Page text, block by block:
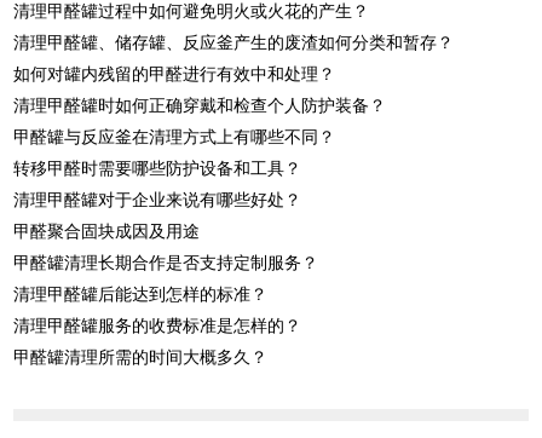
清理甲醛罐过程中如何避免明火或火花的产生？
清理甲醛罐、储存罐、反应釜产生的废渣如何分类和暂存？
如何对罐内残留的甲醛进行有效中和处理？
清理甲醛罐时如何正确穿戴和检查个人防护装备？
甲醛罐与反应釜在清理方式上有哪些不同？
转移甲醛时需要哪些防护设备和工具？
清理甲醛罐对于企业来说有哪些好处？
甲醛聚合固块成因及用途
甲醛罐清理长期合作是否支持定制服务？
清理甲醛罐后能达到怎样的标准？
清理甲醛罐服务的收费标准是怎样的？
甲醛罐清理所需的时间大概多久？